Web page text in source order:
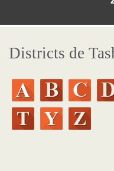
Districts de